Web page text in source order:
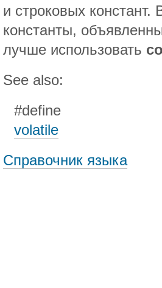
и строковых констант.
константы,
лучше использовать
See also:
#define
volatile
Справочник языка